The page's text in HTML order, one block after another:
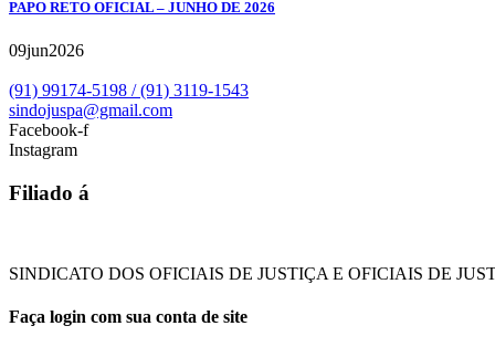
PAPO RETO OFICIAL – JUNHO DE 2026
09jun2026
(91) 99174-5198 / (91) 3119-1543
sindojuspa@gmail.com
Facebook-f
Instagram
Filiado á
SINDICATO DOS OFICIAIS DE JUSTIÇA E OFICIAIS DE
Faça login com sua conta de site